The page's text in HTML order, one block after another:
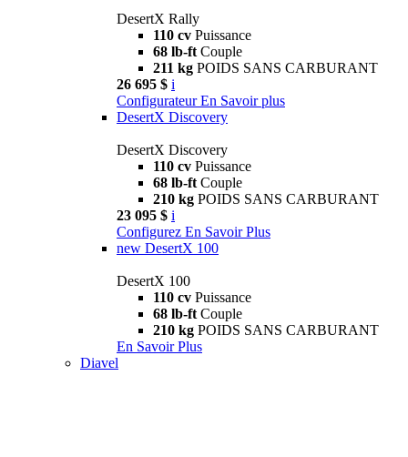
DesertX Rally
110 cv Puissance
68 lb-ft Couple
211 kg POIDS SANS CARBURANT
26 695 $ i
Configurateur En Savoir plus
DesertX Discovery
DesertX Discovery
110 cv Puissance
68 lb-ft Couple
210 kg POIDS SANS CARBURANT
23 095 $ i
Configurez En Savoir Plus
new DesertX 100
DesertX 100
110 cv Puissance
68 lb-ft Couple
210 kg POIDS SANS CARBURANT
En Savoir Plus
Diavel